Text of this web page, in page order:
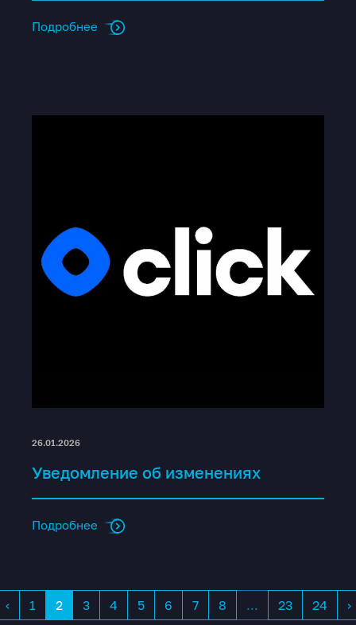
Подробнее
26.01.2026
Уведомление об изменениях
Подробнее
‹ 1 2 3 4 5 6 7 8 ... 23 24 ›